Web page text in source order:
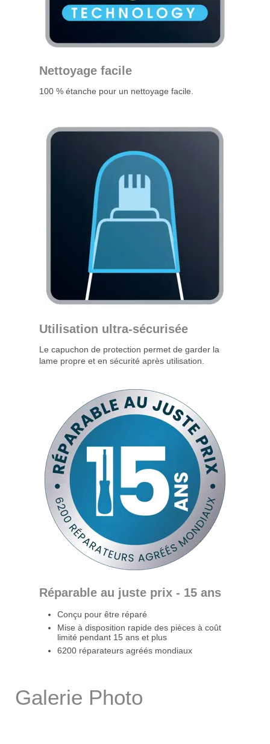
Nettoyage facile
100 % étanche pour un nettoyage facile.
Utilisation ultra-sécurisée
Le capuchon de protection permet de garder la
lame propre et en sécurité après utilisation.
Réparable au juste prix - 15 ans
Conçu pour être réparé
Mise à disposition rapide des pièces à coût
limité pendant 15 ans et plus
6200 réparateurs agréés mondiaux
Galerie Photo